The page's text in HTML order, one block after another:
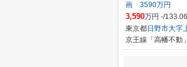
画 3590万円
3,590万円 -/
東京都日野市大字
京王線「高幡不動